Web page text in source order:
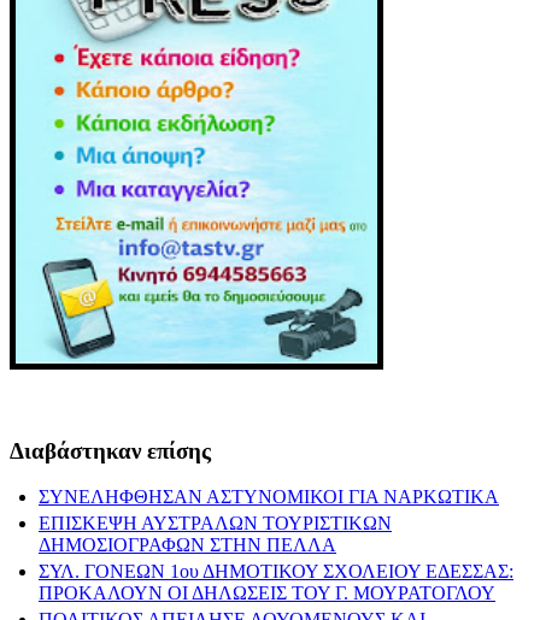
Διαβάστηκαν επίσης
ΣΥΝΕΛΗΦΘΗΣΑΝ ΑΣΤΥΝΟΜΙΚΟΙ ΓΙΑ ΝΑΡΚΩΤΙΚΑ
ΕΠΙΣΚΕΨΗ ΑΥΣΤΡΑΛΩΝ ΤΟΥΡΙΣΤΙΚΩΝ
ΔΗΜΟΣΙΟΓΡΑΦΩΝ ΣΤΗΝ ΠΕΛΛΑ
ΣΥΛ. ΓΟΝΕΩΝ 1ου ΔΗΜΟΤΙΚΟΥ ΣΧΟΛΕΙΟΥ ΕΔΕΣΣΑΣ:
ΠΡΟΚΑΛΟΥΝ ΟΙ ΔΗΛΩΣΕΙΣ ΤΟΥ Γ. ΜΟΥΡΑΤΟΓΛΟΥ